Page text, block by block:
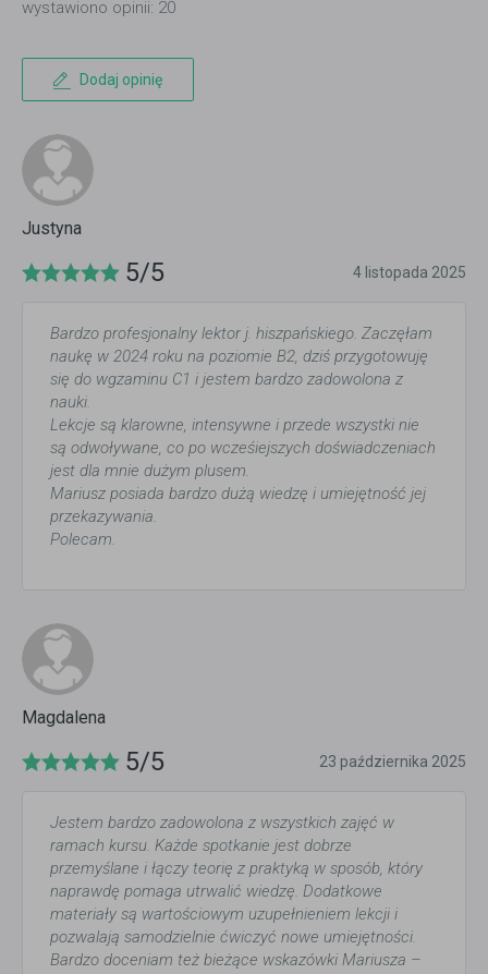
wystawiono opinii: 20
Dodaj opinię
Justyna
5/5 4 listopada 2025
Bardzo profesjonalny lektor j. hiszpańskiego. Zaczęłam
naukę w 2024 roku na poziomie B2, dziś przygotowuję
się do wgzaminu C1 i jestem bardzo zadowolona z
nauki.
Lekcje są klarowne, intensywne i przede wszystki nie
są odwoływane, co po wcześiejszych doświadczeniach
jest dla mnie dużym plusem.
Mariusz posiada bardzo dużą wiedzę i umiejętność jej
przekazywania.
Polecam.
Magdalena
5/5 23 października 2025
Jestem bardzo zadowolona z wszystkich zajęć w
ramach kursu. Każde spotkanie jest dobrze
przemyślane i łączy teorię z praktyką w sposób, który
naprawdę pomaga utrwalić wiedzę. Dodatkowe
materiały są wartościowym uzupełnieniem lekcji i
pozwalają samodzielnie ćwiczyć nowe umiejętności.
Bardzo doceniam też bieżące wskazówki Mariusza –